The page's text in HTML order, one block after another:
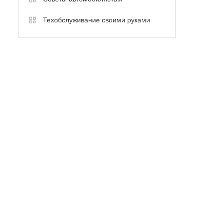
Техобслуживание своими руками